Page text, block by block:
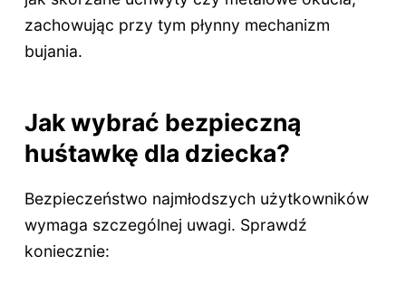
zachowując przy tym płynny mechanizm
bujania.
Jak wybrać bezpieczną
huśtawkę dla dziecka?
Bezpieczeństwo najmłodszych użytkowników
wymaga szczególnej uwagi. Sprawdź
koniecznie: